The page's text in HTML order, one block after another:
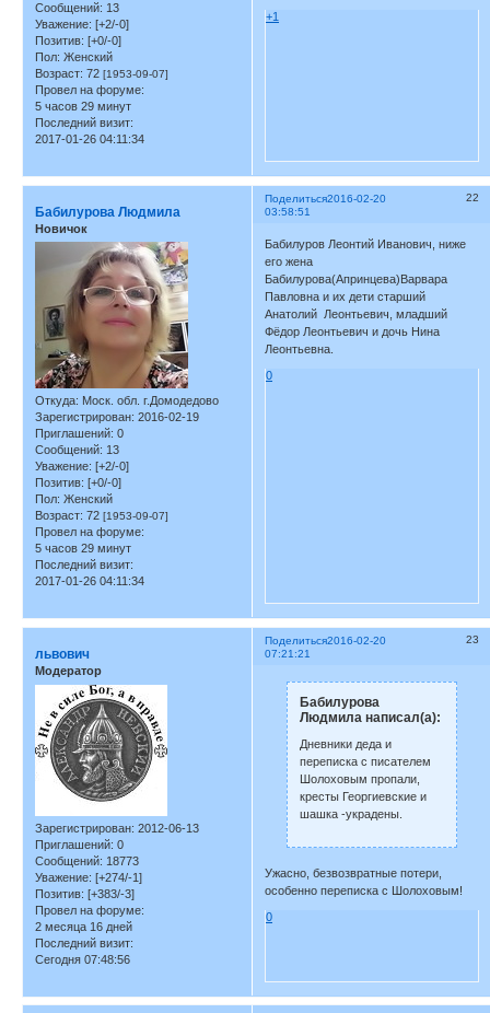
Сообщений: 13
Уважение: [+2/-0]
Позитив: [+0/-0]
Пол: Женский
Возраст: 72 [1953-09-07]
Провел на форуме:
5 часов 29 минут
Последний визит:
2017-01-26 04:11:34
+1
Поделиться 22
2016-02-20
03:58:51
Бабилурова Людмила
Новичок
Откуда: Моск. обл. г.Домодедово
Зарегистрирован: 2016-02-19
Приглашений: 0
Сообщений: 13
Уважение: [+2/-0]
Позитив: [+0/-0]
Пол: Женский
Возраст: 72 [1953-09-07]
Провел на форуме:
5 часов 29 минут
Последний визит:
2017-01-26 04:11:34
Бабилуров Леонтий Иванович, ниже
его жена
Бабилурова(Апринцева)Варвара
Павловна и их дети старший
Анатолий Леонтьевич, младший
Фёдор Леонтьевич и дочь Нина
Леонтьевна.
0
Поделиться 23
2016-02-20
07:21:21
львович
Модератор
Зарегистрирован: 2012-06-13
Приглашений: 0
Сообщений: 18773
Уважение: [+274/-1]
Позитив: [+383/-3]
Провел на форуме:
2 месяца 16 дней
Последний визит:
Сегодня 07:48:56
Бабилурова
Людмила написал(а):
Дневники деда и
переписка с писателем
Шолоховым пропали,
кресты Георгиевские и
шашка -украдены.
Ужасно, безвозвратные потери,
особенно переписка с Шолоховым!
0